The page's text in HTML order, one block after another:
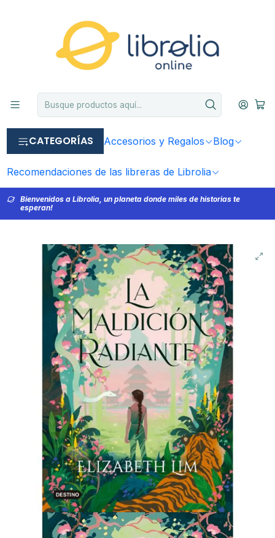
CATEGORÍAS Accesorios y Regalos Blog
Recomendaciones de las libreras de Librolia
Bienvenidos a Librolia, un planeta donde miles de historias te
esperan!